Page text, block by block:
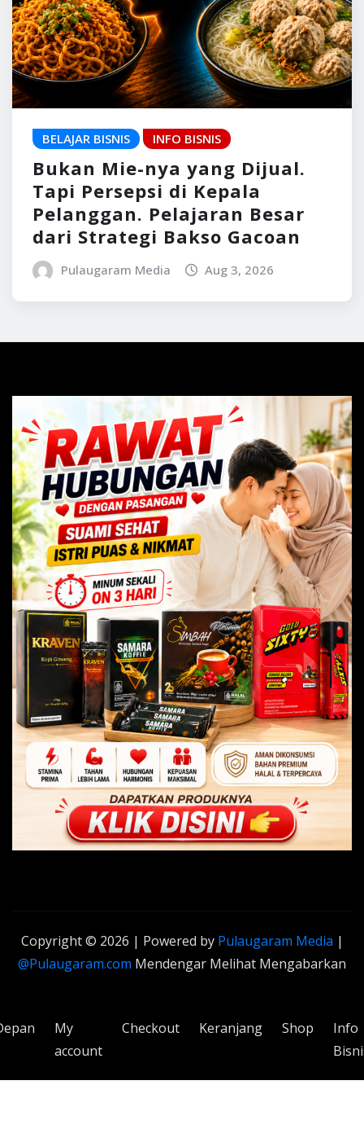
BELAJAR BISNIS INFO BISNIS
Bukan Mie-nya yang Dijual.
Tapi Persepsi di Kepala
Pelanggan. Pelajaran Besar
dari Strategi Bakso Gacoan
Pulaugaram Media Aug 3, 2026
Copyright © 2026 | Powered by Pulaugaram Media |
@Pulaugaram.com Mendengar Melihat Mengabarkan
My
account
Checkout Keranjang Shop
Info